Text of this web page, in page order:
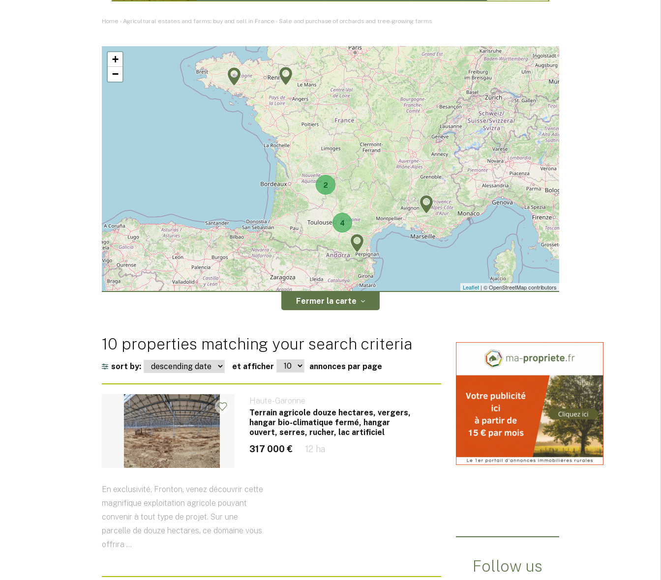
Home › Agricultural estates and farms: buy and sell in France › Sale and purchase of orchards and tree-growing farms
2
4
+
−
Leaflet | © OpenStreetMap contributors
Fermer la carte
10 properties matching your search criteria
sort by: et afficher annonces par page
Haute-Garonne
Terrain agricole douze hectares, vergers,
hangar bio-climatique fermé, hangar
ouvert, serres, rucher, lac artificiel
317 000 € 12 ha
En exclusivité, Fronton, venez découvrir cette
magnifique exploitation agricole pouvant
convenir à tout type de projet. Sur une
parcelle de douze hectares, ce domaine vous
offrira ...
Follow us